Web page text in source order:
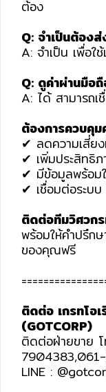
ต้อง
Q: จำเป็นต้อง
A: จำเป็น เพื่อใ
Q: ดูค่าผ่านมือถื
A: ได้ สามารถ
ต้องการควบคุ
✔ ลดความเสี่ย
✔ เพิ่มประสิทธิ
✔ มีข้อมูลพร้อม
✔ เชื่อมต่อระบ
ติดต่อทีมวิศวกร
พร้อมให้คำปรึกษ
ของคุณฟรี
ติดต่อ เกรทโอ
(GOTCORP)
ติดต่อฝ่ายขาย
LINE :